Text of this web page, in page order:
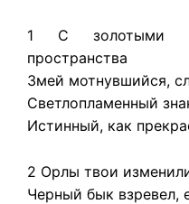
1 С золотыми
пространства
Змей мотнувшийся,
Светлопламенный
Истинный, как
2 Орлы твои
Черный бык взревел,